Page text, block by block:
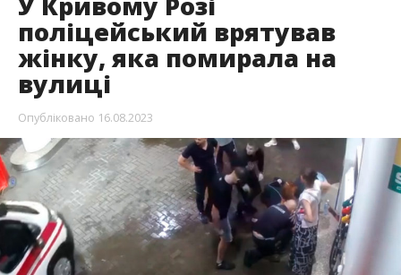
поліцейський врятував
жінку, яка помирала на
вулиці
Опубліковано 16.08.2023